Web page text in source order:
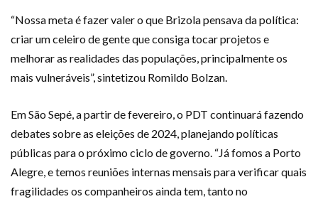
“Nossa meta é fazer valer o que Brizola pensava da política:
criar um celeiro de gente que consiga tocar projetos e
melhorar as realidades das populações, principalmente os
mais vulneráveis”, sintetizou Romildo Bolzan.
Em São Sepé, a partir de fevereiro, o PDT continuará fazendo
debates sobre as eleições de 2024, planejando políticas
públicas para o próximo ciclo de governo. “Já fomos a Porto
Alegre, e temos reuniões internas mensais para verificar quais
fragilidades os companheiros ainda tem, tanto no